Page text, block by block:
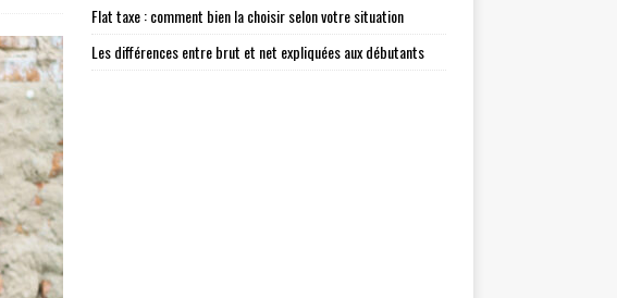
Flat taxe : comment bien la choisir selon votre situation
Les différences entre brut et net expliquées aux débutants